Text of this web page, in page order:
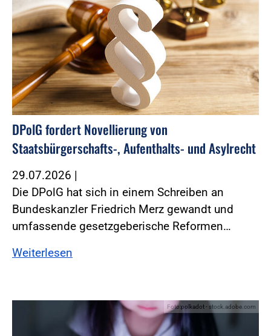
DPolG fordert Novellierung von
Staatsbürgerschafts-, Aufenthalts- und Asylrecht
29.07.2026 |
Die DPolG hat sich in einem Schreiben an
Bundeskanzler Friedrich Merz gewandt und
umfassende gesetzgeberische Reformen…
Weiterlesen
Foto:polkadot - stock.adobe.com